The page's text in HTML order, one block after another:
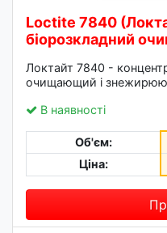
Loctite 7840
біорозкладний
Локтайт 7840 -
очищающий і
В наявності
Об'єм:
Ціна: